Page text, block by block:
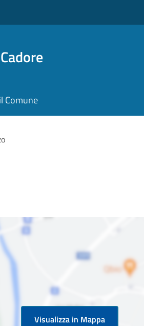
Comune
Visualizza in Mappa